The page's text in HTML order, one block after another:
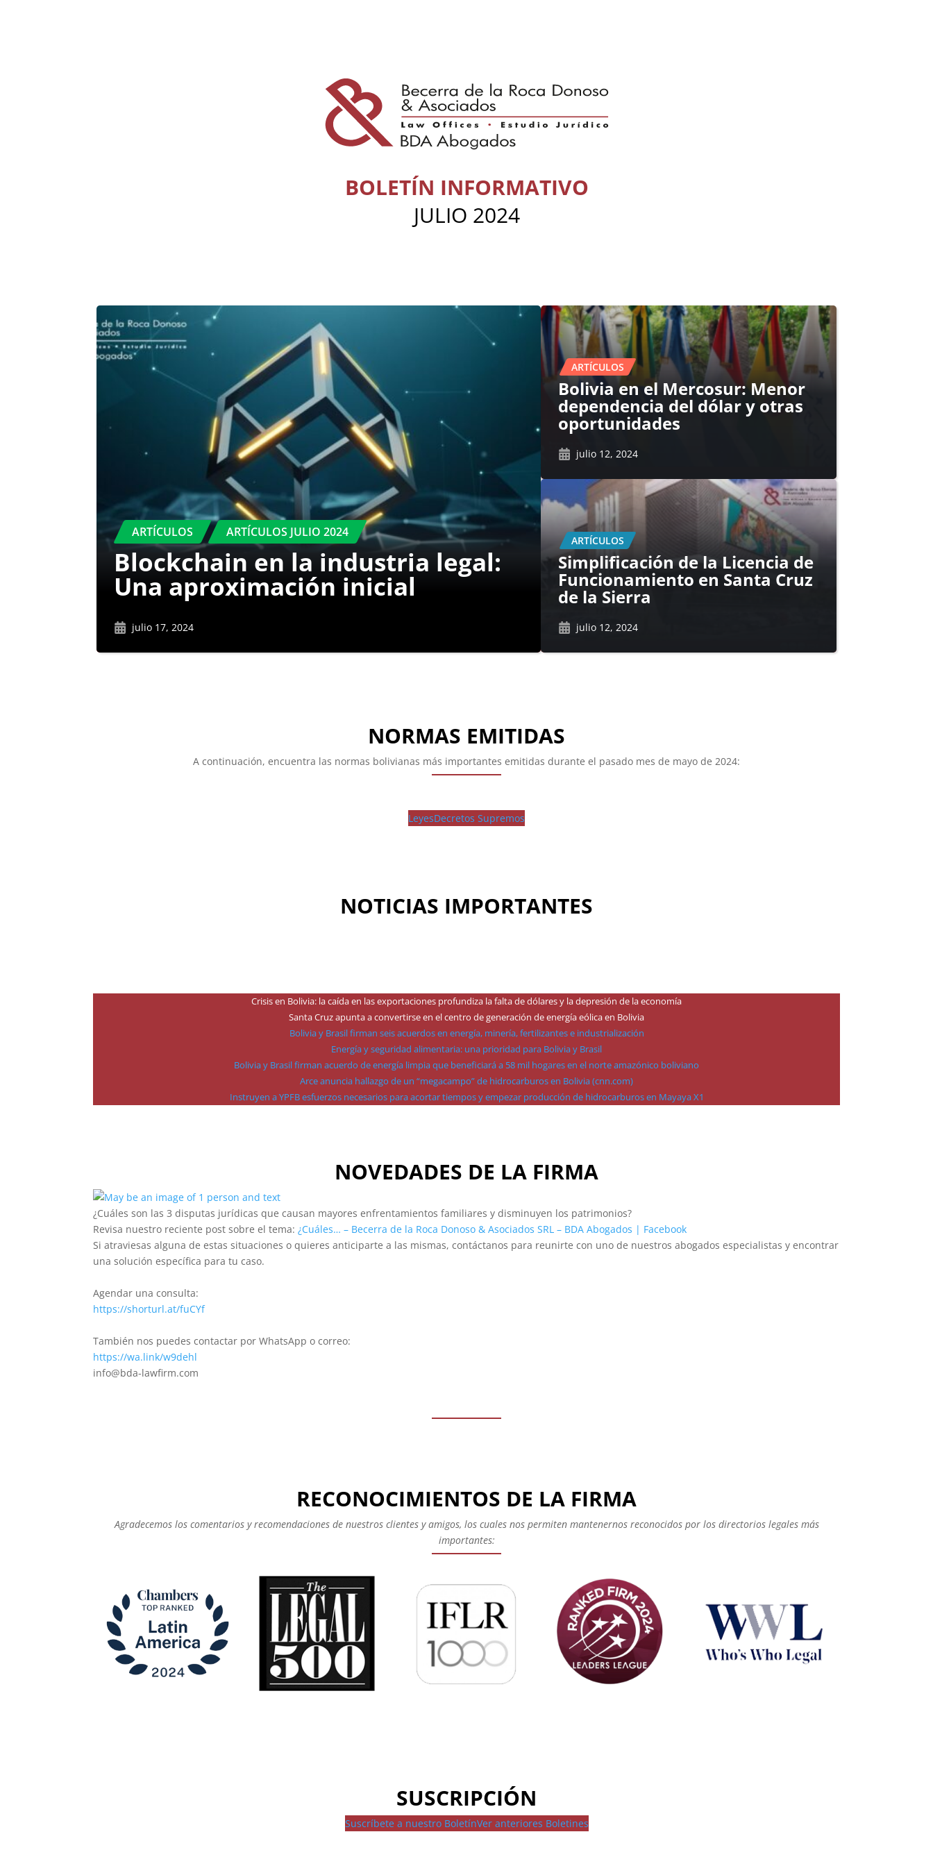
BOLETÍN INFORMATIVO
JULIO 2024
ARTÍCULOS ARTÍCULOS JULIO 2024
Blockchain en la industria legal:
Una aproximación inicial
julio 17, 2024
ARTÍCULOS
Bolivia en el Mercosur: Menor
dependencia del dólar y otras
oportunidades
julio 12, 2024
ARTÍCULOS
Simplificación de la Licencia de
Funcionamiento en Santa Cruz
de la Sierra
julio 12, 2024
NORMAS EMITIDAS
A continuación, encuentra las normas bolivianas más importantes emitidas durante el pasado mes de mayo de 2024:
LeyesDecretos Supremos
NOTICIAS IMPORTANTES
Crisis en Bolivia: la caída en las exportaciones profundiza la falta de dólares y la depresión de la economía
Santa Cruz apunta a convertirse en el centro de generación de energía eólica en Bolivia
Bolivia y Brasil firman seis acuerdos en energía, minería, fertilizantes e industrialización
Energía y seguridad alimentaria: una prioridad para Bolivia y Brasil
Bolivia y Brasil firman acuerdo de energía limpia que beneficiará a 58 mil hogares en el norte amazónico boliviano
Arce anuncia hallazgo de un “megacampo” de hidrocarburos en Bolivia (cnn.com)
Instruyen a YPFB esfuerzos necesarios para acortar tiempos y empezar producción de hidrocarburos en Mayaya X1
NOVEDADES DE LA FIRMA
¿Cuáles son las 3 disputas jurídicas que causan mayores enfrentamientos familiares y disminuyen los patrimonios?
Revisa nuestro reciente post sobre el tema: ¿Cuáles… – Becerra de la Roca Donoso & Asociados SRL – BDA Abogados | Facebook
Si atraviesas alguna de estas situaciones o quieres anticiparte a las mismas, contáctanos para reunirte con uno de nuestros abogados especialistas y encontrar
una solución específica para tu caso.
Agendar una consulta:
https://shorturl.at/fuCYf
También nos puedes contactar por WhatsApp o correo:
https://wa.link/w9dehl
info@bda-lawfirm.com
RECONOCIMIENTOS DE LA FIRMA
Agradecemos los comentarios y recomendaciones de nuestros clientes y amigos, los cuales nos permiten mantenernos reconocidos por los directorios legales más
importantes:
SUSCRIPCIÓN
Suscríbete a nuestro BoletínVer anteriores Boletines